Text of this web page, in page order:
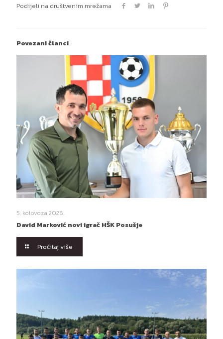
Podijeli na društvenim mrežama
Povezani članci
5. kolovoza 2026.
David Marković novi igrač HŠK Posušje
Pročitaj više